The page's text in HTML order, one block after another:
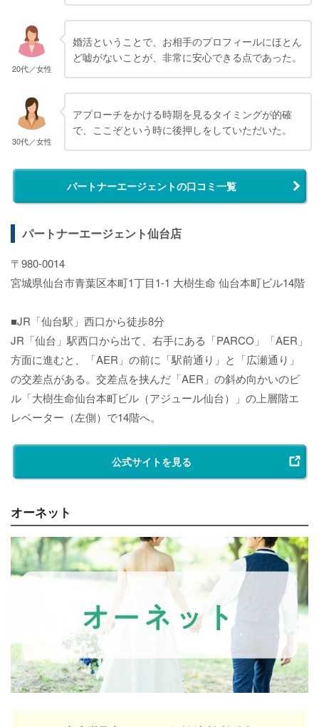
20代／女性
婚活ということで、お相手のプロフィールにほとん
ど嘘がないことが、非常に安心できる点であった。
30代／女性
アプローチをかける時期を見るタイミングが的確
で、ここぞという時に後押しをしていただいた。
パートナーエージェントの口コミ一覧
パートナーエージェント仙台店
〒980-0014
宮城県仙台市青葉区本町1丁目1-1 大樹生命 仙台本町ビル14階
■JR「仙台駅」西口から徒歩8分
JR「仙台」駅西口から出て、右手にある「PARCO」「AER」
方面に進むと、「AER」の前に「駅前通り」と「広瀬通り」
の交差点がある。交差点を挟んだ「AER」の斜め向かいのビ
ル「大樹生命仙台本町ビル（アジュール仙台）」の上層階エ
レベーター（左側）で14階へ。
公式サイトを見る
オーネット